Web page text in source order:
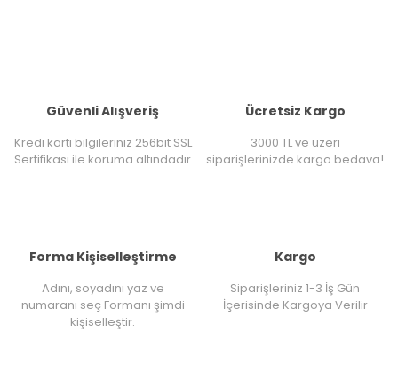
Güvenli Alışveriş
Kredi kartı bilgileriniz 256bit SSL
Sertifikası ile koruma altındadır
Ücretsiz Kargo
3000 TL ve üzeri
siparişlerinizde kargo bedava!
Forma Kişiselleştirme
Adını, soyadını yaz ve
numaranı seç Formanı şimdi
kişiselleştir.
Kargo
Siparişleriniz 1-3 İş Gün
İçerisinde Kargoya Verilir